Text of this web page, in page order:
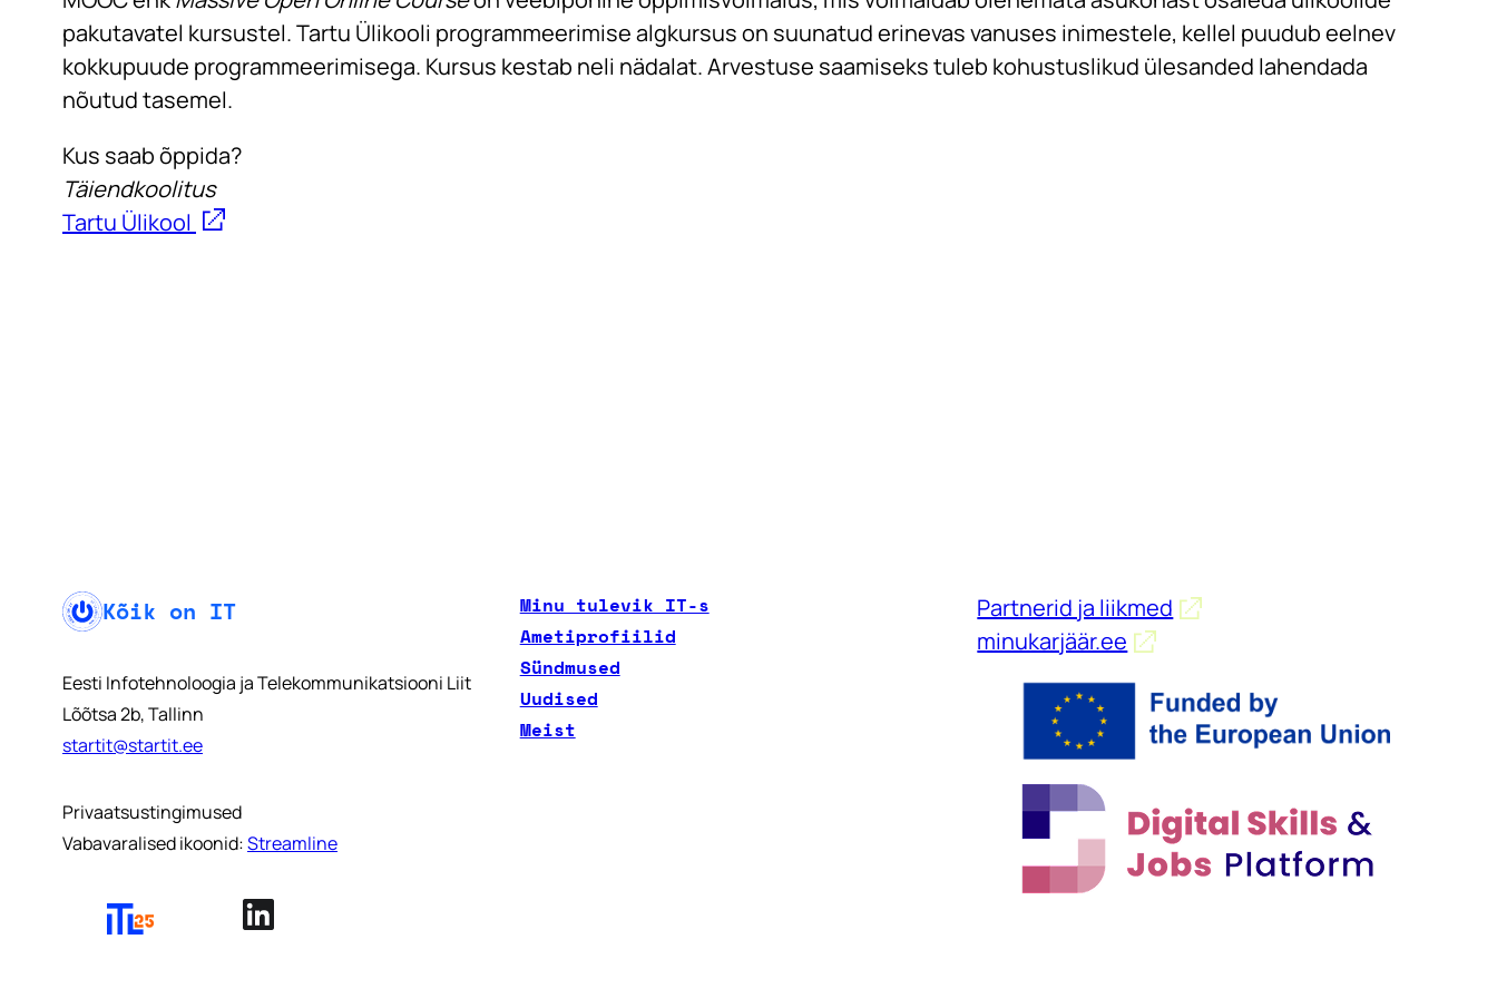
pakutavatel kursustel. Tartu Ülikooli programmeerimise algkursus on suunatud erinevas vanuses inimestele, kellel puudub eelnev
kokkupuude programmeerimisega. Kursus kestab neli nädalat. Arvestuse saamiseks tuleb kohustuslikud ülesanded lahendada
nõutud tasemel.
Kus saab õppida?
Täiendkoolitus
Tartu Ülikool
Kõik on IT
Eesti Infotehnoloogia ja Telekommunikatsiooni Liit
Lõõtsa 2b, Tallinn
startit@startit.ee
Privaatsustingimused
Vabavaralised ikoonid:Streamline
Minu tulevik IT-s
Ametiprofiilid
Sündmused
Uudised
Meist
Partnerid ja liikmed
minukarjäär.ee